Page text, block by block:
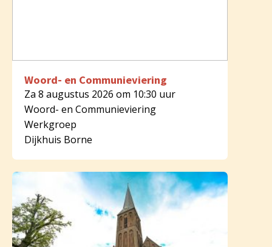
Woord- en Communieviering
Za 8 augustus 2026 om 10:30 uur
Woord- en Communieviering
Werkgroep
Dijkhuis Borne